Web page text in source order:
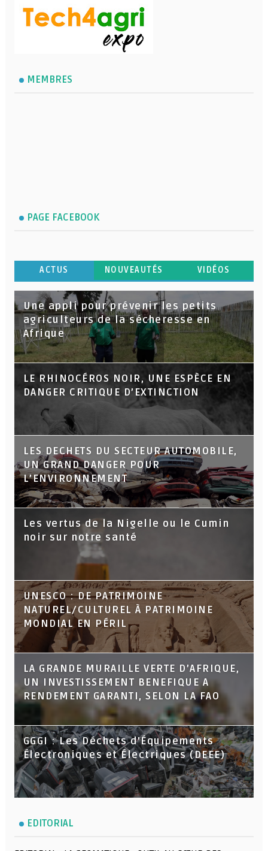
MEMBRES
PAGE FACEBOOK
ACTUS NOUVEAUTÉS VIDÉOS
Une appli pour prévenir les petits
agriculteurs de la sécheresse en
Afrique
LE RHINOCÉROS NOIR, UNE ESPÈCE EN
DANGER CRITIQUE D’EXTINCTION
LES DECHETS DU SECTEUR AUTOMOBILE,
UN GRAND DANGER POUR
L’ENVIRONNEMENT
Les vertus de la Nigelle ou le Cumin
noir sur notre santé
UNESCO : DE PATRIMOINE
NATUREL/CULTUREL À PATRIMOINE
MONDIAL EN PÉRIL
LA GRANDE MURAILLE VERTE D’AFRIQUE,
UN INVESTISSEMENT BENEFIQUE A
RENDEMENT GARANTI, SELON LA FAO
GGGI : Les Déchets d’Équipements
Électroniques et Électriques (DEEE)
EDITORIAL